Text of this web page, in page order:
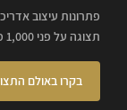
פתרונות עיצוב
תצוגה על פני 1,000 מ"ר בחולון, עם ליווי מקצועי של מעצבי פנים.
בקרו באולם